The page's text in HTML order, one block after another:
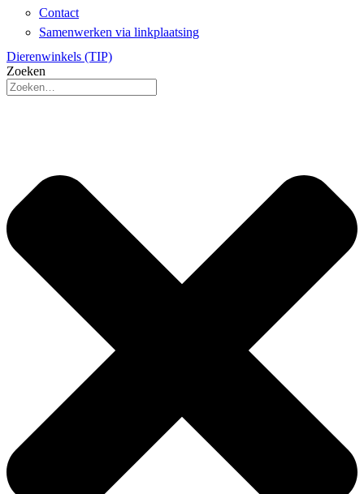
Contact
Samenwerken via linkplaatsing
Dierenwinkels (TIP)
Zoeken